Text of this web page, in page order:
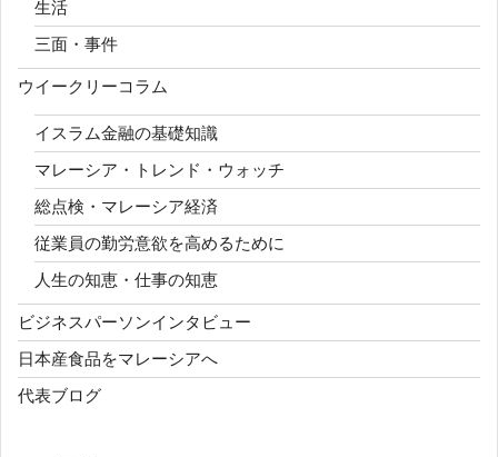
生活
三面・事件
ウイークリーコラム
イスラム金融の基礎知識
マレーシア・トレンド・ウォッチ
総点検・マレーシア経済
従業員の勤労意欲を高めるために
人生の知恵・仕事の知恵
ビジネスパーソンインタビュー
日本産食品をマレーシアへ
代表ブログ